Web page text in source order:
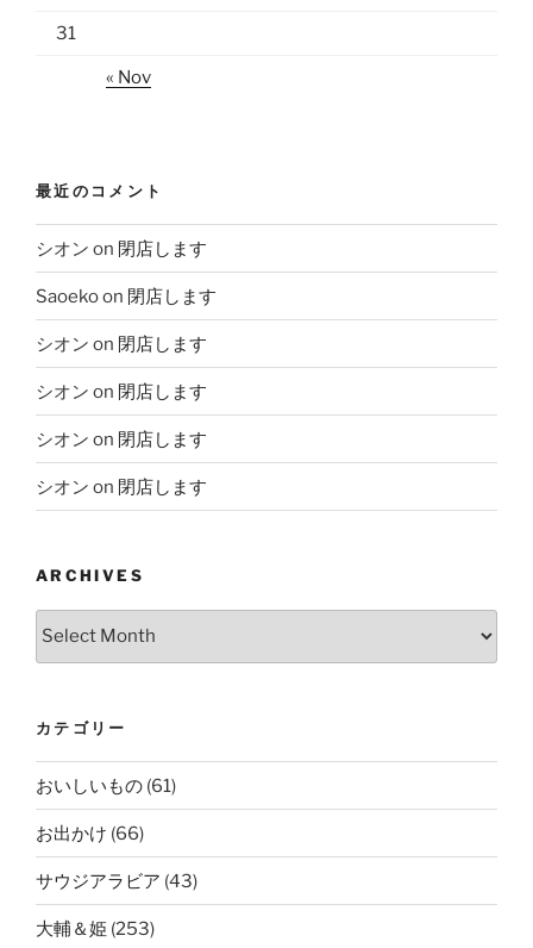
31
« Nov
最近のコメント
シオン on 閉店します
Saoekoon 閉店します
シオン on 閉店します
シオン on 閉店します
シオン on 閉店します
シオン on 閉店します
ARCHIVES
Archives
カテゴリー
おいしいもの (61)
お出かけ (66)
サウジアラビア (43)
大輔＆姫 (253)